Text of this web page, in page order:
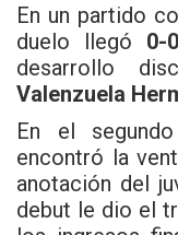
En un partido
duelo llegó 0-
desarrollo
Valenzuela
En el
encontró la
anotación del
debut le dio el